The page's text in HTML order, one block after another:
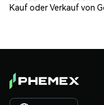
Kauf oder Verkauf von